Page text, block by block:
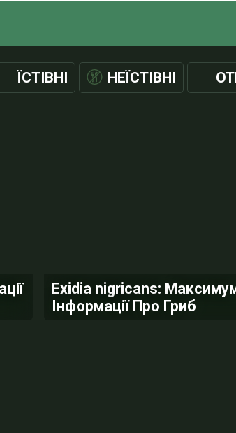
ЇСТІВНІ НЕЇСТІВНІ
Exidia nigricans:
Інформації Про Гриб